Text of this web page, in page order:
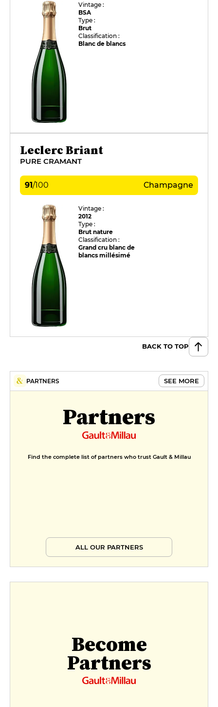
Vintage :
BSA
Type :
Brut
Classification :
Blanc de blancs
Leclerc Briant
PURE CRAMANT
91/100 Champagne
Vintage :
2012
Type :
Brut nature
Classification :
Grand cru blanc de
blancs millésimé
BACK TO TOP
PARTNERS SEE MORE
Partners
Find the complete list of partners who trust Gault & Millau
ALL OUR PARTNERS
Become
Partners